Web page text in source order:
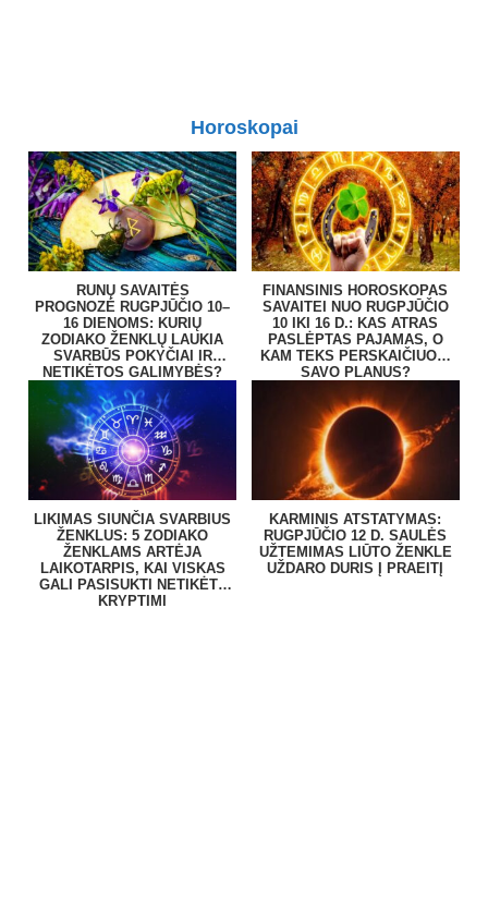
Horoskopai
RUNŲ SAVAITĖS
PROGNOZĖ RUGPJŪČIO 10–
16 DIENOMS: KURIŲ
ZODIAKO ŽENKLŲ LAUKIA
SVARBŪS POKYČIAI IR
NETIKĖTOS GALIMYBĖS?
FINANSINIS HOROSKOPAS
SAVAITEI NUO RUGPJŪČIO
10 IKI 16 D.: KAS ATRAS
PASLĖPTAS PAJAMAS, O
KAM TEKS PERSKAIČIUOTI
SAVO PLANUS?
LIKIMAS SIUNČIA SVARBIUS
ŽENKLUS: 5 ZODIAKO
ŽENKLAMS ARTĖJA
LAIKOTARPIS, KAI VISKAS
GALI PASISUKTI NETIKĖTA
KRYPTIMI
KARMINIS ATSTATYMAS:
RUGPJŪČIO 12 D. SAULĖS
UŽTEMIMAS LIŪTO ŽENKLE
UŽDARO DURIS Į PRAEITĮ